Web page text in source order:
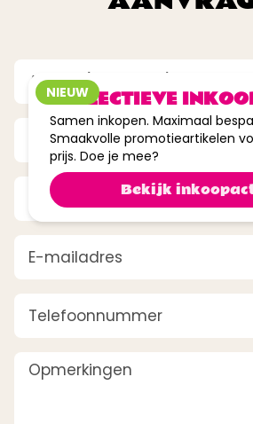
(Vereist)
Bedrijfsnaam(Vereist)
Naam (Vereist)
Opmerkingen
NIEUW
COLLECTIEVE
Samen inkopen. Maximaal
Smaakvolle promotieartikelen
prijs. Doe je mee?
Bekijk